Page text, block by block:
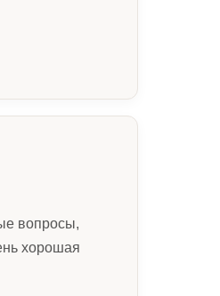
вопросы,
хорошая